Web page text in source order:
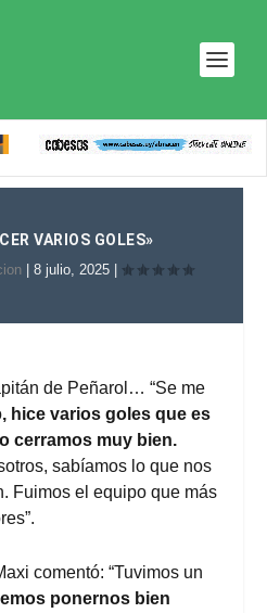
VARIOS GOLES»
|8 julio, 2025
de Peñarol… “Se me
, hice varios goles que es
cerramos muy bien.
sabíamos lo que nos
Fuimos el equipo que más
comentó: “Tuvimos un
ponernos bien